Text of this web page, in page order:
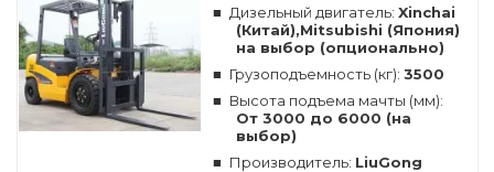
Дизельный двигатель: Xinchai
(Китай),Mitsubishi (Япония)
на выбор (опционально)
Грузоподъемность (кг): 3500
Высота подъема мачты (мм):
От 3000 до 6000 (на
выбор)
Производитель: LiuGong